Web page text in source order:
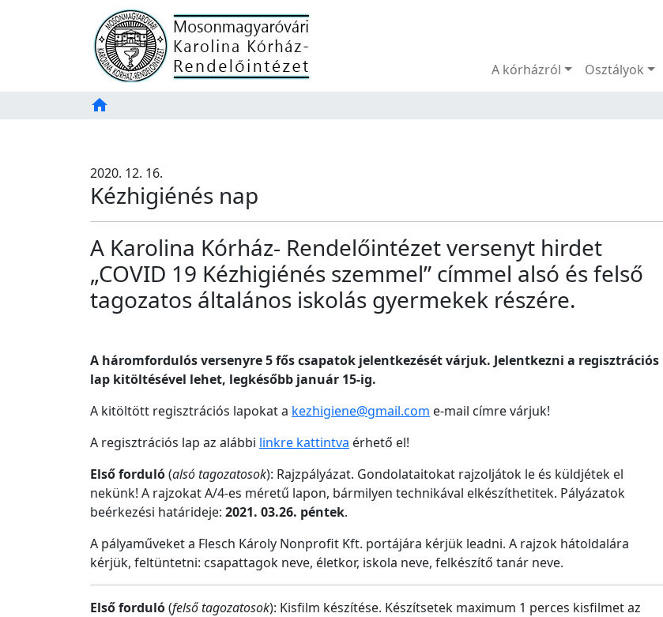
Főoldal
Menü
A kórházról Osztályok
home
TAB
2020. 12. 16.
Kézhigiénés nap
A Karolina Kórház- Rendelőintézet versenyt hirdet
„COVID 19 Kézhigiénés szemmel” címmel alsó és felső
tagozatos általános iskolás gyermekek részére.
A háromfordulós versenyre 5 fős csapatok jelentkezését várjuk. Jelentkezni a regisztrációs
lap kitöltésével lehet, legkésőbb január 15-ig.
A kitöltött regisztrációs lapokat a kezhigiene@gmail.com e-mail címre várjuk!
A regisztrációs lap az alábbi linkre kattintva érhető el!
Első forduló(alsó tagozatosok): Rajzpályázat. Gondolataitokat rajzoljátok le és küldjétek el
nekünk! A rajzokat A/4-es méretű lapon, bármilyen technikával elkészíthetitek. Pályázatok
beérkezési határideje: 2021. 03.26. péntek.
A pályaműveket a Flesch Károly Nonprofit Kft. portájára kérjük leadni. A rajzok hátoldalára
kérjük, feltüntetni: csapattagok neve, életkor, iskola neve, felkészítő tanár neve.
Első forduló(felső tagozatosok): Kisfilm készítése. Készítsetek maximum 1 perces kisfilmet az